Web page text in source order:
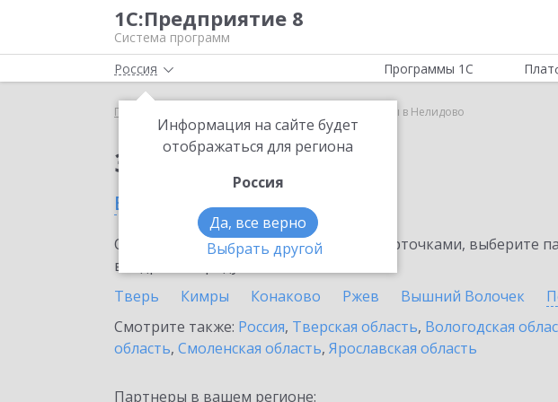
1С:Предприятие 8
Система программ
Россия
Информация на сайте будет
отображаться для региона
Россия
Да, все верно
Выбрать другой
Программы 1С
Главная 1С-Товары в Нелидово
Заказать 1С-Товары
в Нелидово
Ознакомьтесь с информационными карточками, выберите
внедрение продукта.
Тверь
Кимры Конаково Ржев Вышний Волочек
Смотрите также: Россия, Тверская область, Вологодская
область, Смоленская область, Ярославская область
Партнеры в вашем регионе: